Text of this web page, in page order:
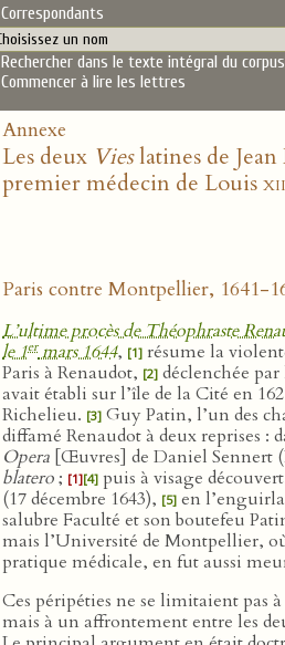
Correspondants
Rechercher dans le texte intégral du corpus
Commencer à lire les lettres